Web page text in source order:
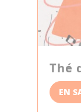
Thé
EN